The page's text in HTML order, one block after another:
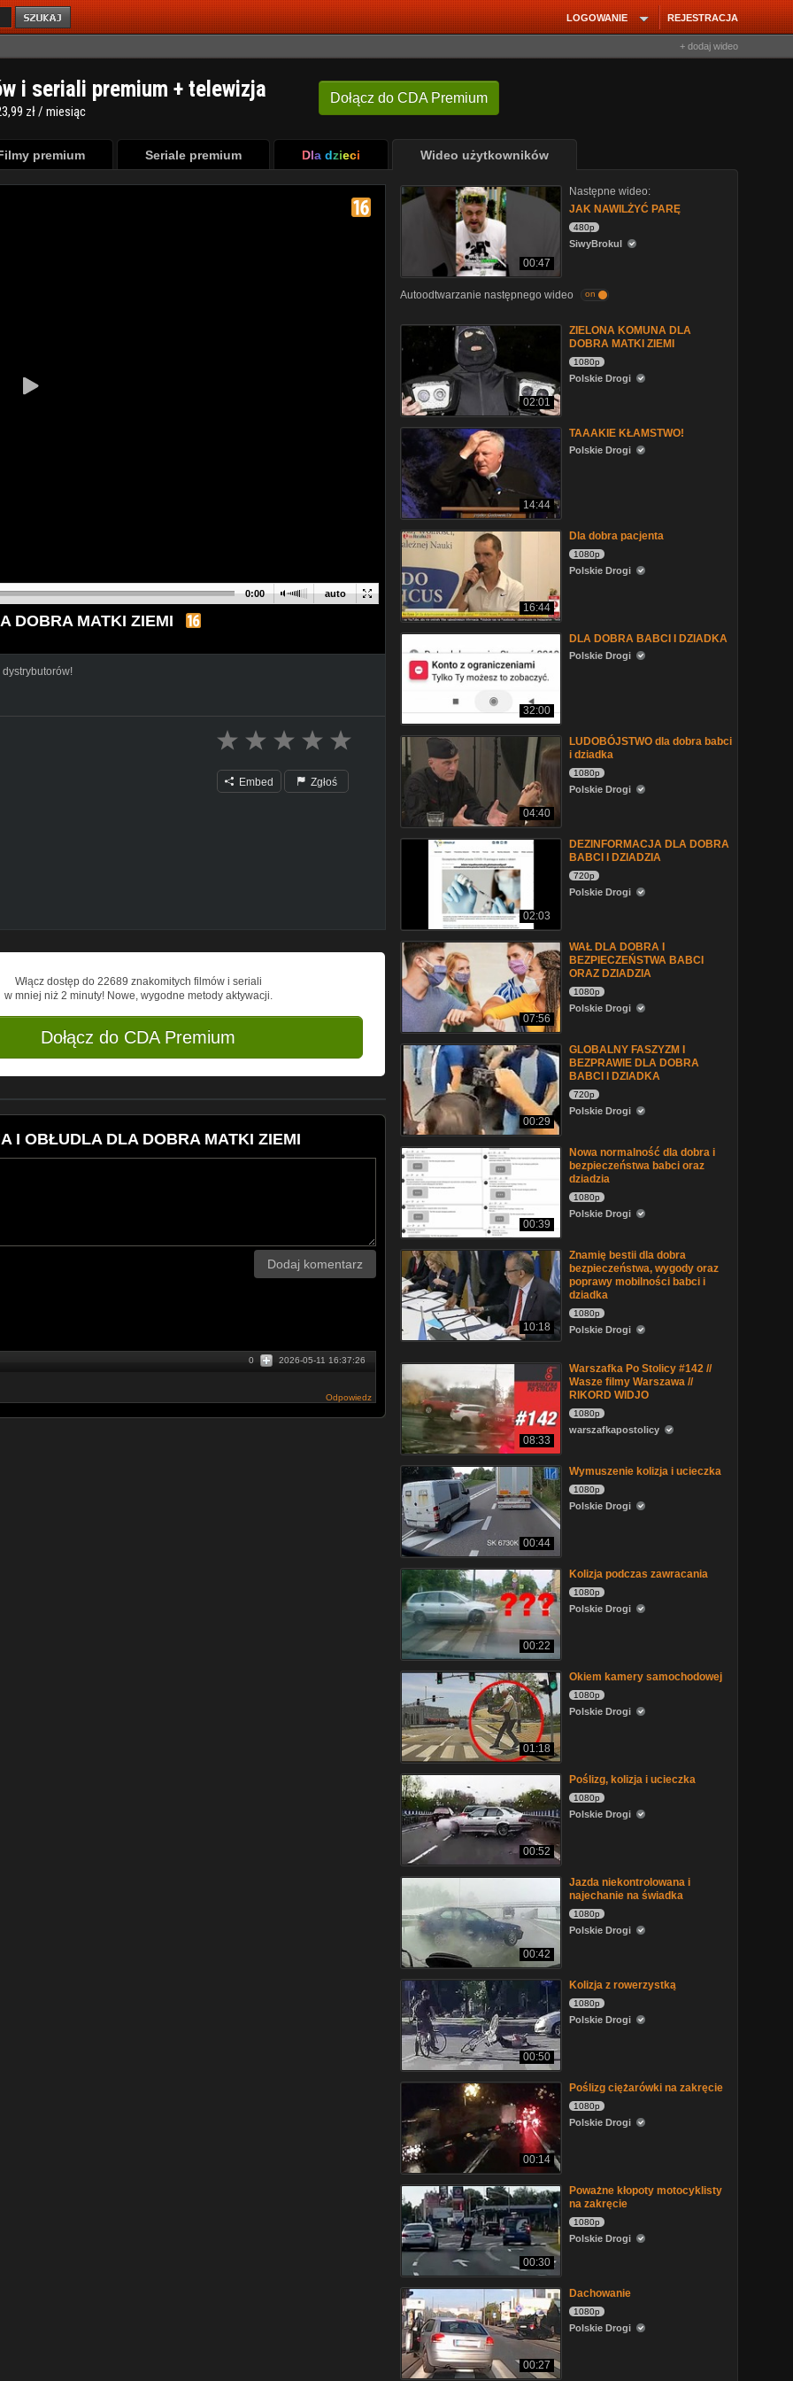
REJESTRACJA
LOGOWANIE
+ dodaj wideo
Dołącz do CDA Premium
i seriali premium + telewizja
zł / miesiąc
premium Seriale premium Dla dzieci Wideo użytkowników
auto
0:00
DOBRA MATKI ZIEMI
Embed Zgłoś
Włącz dostęp do 22689 znakomitych filmów i seriali
w mniej niż 2 minuty! Nowe, wygodne metody aktywacji.
Dołącz do CDA Premium
I OBŁUDLA DLA DOBRA MATKI ZIEMI
Dodaj komentarz
2026-05-11 16:37:26
0
Odpowiedz
00:47
Następne wideo:
JAK NAWILŻYĆ PARĘ
480p
SiwyBrokul
Autoodtwarzanie następnego wideo on
02:01
ZIELONA KOMUNA DLA
DOBRA MATKI ZIEMI
1080p
Polskie Drogi
14:44
TAAAKIE KŁAMSTWO!
Polskie Drogi
16:44
Dla dobra pacjenta
1080p
Polskie Drogi
32:00
DLA DOBRA BABCI I DZIADKA
Polskie Drogi
04:40
LUDOBÓJSTWO dla dobra babci
i dziadka
1080p
Polskie Drogi
02:03
DEZINFORMACJA DLA DOBRA
BABCI I DZIADZIA
720p
Polskie Drogi
07:56
WAŁ DLA DOBRA I
BEZPIECZEŃSTWA BABCI
ORAZ DZIADZIA
1080p
Polskie Drogi
00:29
GLOBALNY FASZYZM I
BEZPRAWIE DLA DOBRA
BABCI I DZIADKA
720p
Polskie Drogi
00:39
Nowa normalność dla dobra i
bezpieczeństwa babci oraz
dziadzia
1080p
Polskie Drogi
10:18
Znamię bestii dla dobra
bezpieczeństwa, wygody oraz
poprawy mobilności babci i
dziadka
1080p
Polskie Drogi
08:33
Warszafka Po Stolicy #142 //
Wasze filmy Warszawa //
RIKORD WIDJO
1080p
warszafkapostolicy
00:44
Wymuszenie kolizja i ucieczka
1080p
Polskie Drogi
00:22
Kolizja podczas zawracania
1080p
Polskie Drogi
01:18
Okiem kamery samochodowej
1080p
Polskie Drogi
00:52
Poślizg, kolizja i ucieczka
1080p
Polskie Drogi
00:42
Jazda niekontrolowana i
najechanie na świadka
1080p
Polskie Drogi
00:50
Kolizja z rowerzystką
1080p
Polskie Drogi
00:14
Poślizg ciężarówki na zakręcie
1080p
Polskie Drogi
00:30
Poważne kłopoty motocyklisty
na zakręcie
1080p
Polskie Drogi
00:27
Dachowanie
1080p
Polskie Drogi